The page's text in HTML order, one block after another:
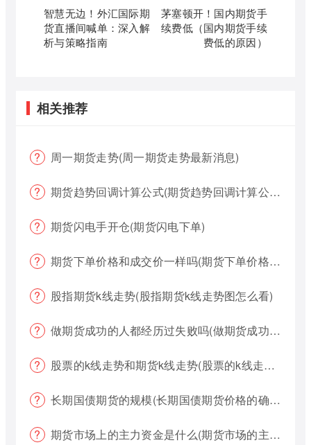
智慧无边！外汇国际期
货直播间喊单：深入解
析与策略指南
茅塞顿开！国内期货手
续费低（国内期货手续
费低的原因）
相关推荐
周一期货走势(周一期货走势最新消息)
期货趋势回调计算公式(期货趋势回调计算公式是什么)
期货闪电手开仓(期货闪电下单)
期货下单价格和成交价一样吗(期货下单价格哪个好?)
股指期货k线走势(股指期货k线走势图怎么看)
做期货成功的人都经历过失败吗(做期货成功的人都经历过失败吗为什么)
股票的k线走势和期货k线走势(股票的k线走势和期货k线走势一样吗)
长期国债期货的规模(长期国债期货价格的确定)
期货市场上的主力资金是什么(期货市场的主力资金都是什么样的)